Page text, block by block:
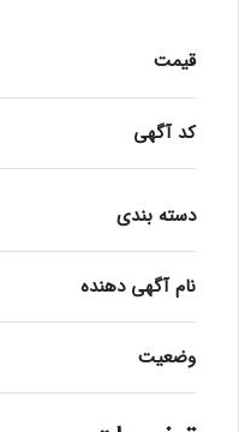
قیمت
کد آگهی
دسته بندی
نام آگهی دهنده
وضعیت